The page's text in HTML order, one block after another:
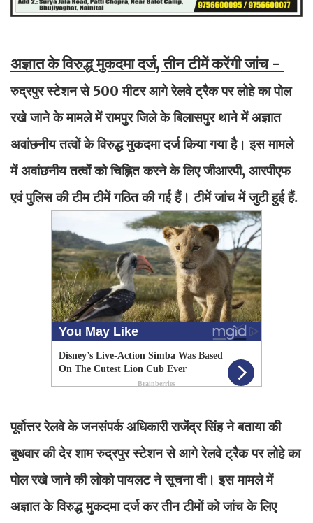
अज्ञात के विरुद्ध मुकदमा दर्ज, तीन टीमें करेंगी जांच -
रुद्रपुर स्टेशन से 500 मीटर आगे रेलवे ट्रैक पर लोहे का पोल
रखे जाने के मामले में रामपुर जिले के बिलासपुर थाने में अज्ञात
अवांछनीय तत्वों के विरुद्ध मुकदमा दर्ज किया गया है। इस मामले
में अवांछनीय तत्वों को चिह्नित करने के लिए जीआरपी, आरपीएफ
एवं पुलिस की टीम टीमें गठित की गई हैं। टीमें जांच में जुटी हुई हैं.
पूर्वोत्तर रेलवे के जनसंपर्क अधिकारी राजेंद्र सिंह ने बताया की
बुधवार की देर शाम रुद्रपुर स्टेशन से आगे रेलवे ट्रैक पर लोहे का
पोल रखे जाने की लोको पायलट ने सूचना दी। इस मामले में
अज्ञात के विरुद्ध मुकदमा दर्ज कर तीन टीमों को जांच के लिए